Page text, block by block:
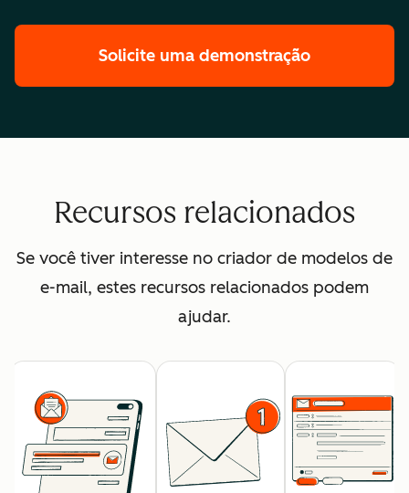
Solicite uma demonstração
Recursos relacionados
Se você tiver interesse no criador de modelos de
e-mail, estes recursos relacionados podem
ajudar.